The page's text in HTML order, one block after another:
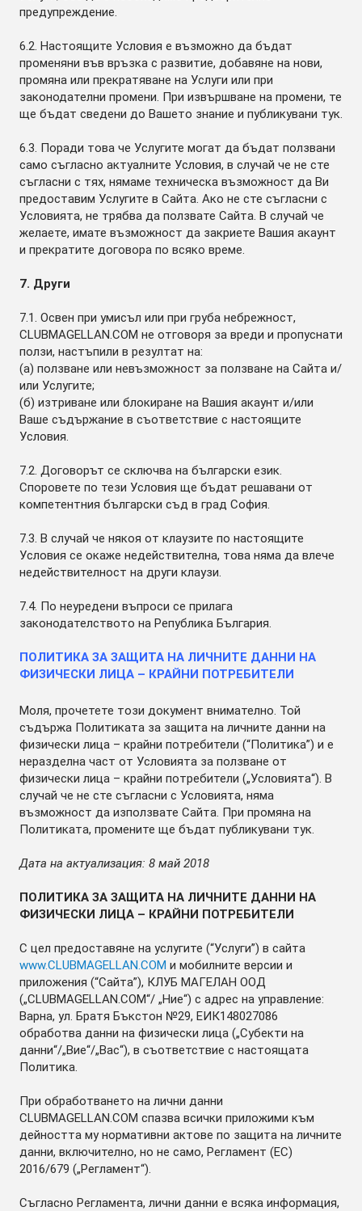
предупреждение.
6.2. Настоящите Условия е възможно да бъдат
променяни във връзка с развитие, добавяне на нови,
промяна или прекратяване на Услуги или при
законодателни промени. При извършване на промени, те
ще бъдат сведени до Вашето знание и публикувани тук.
6.3. Поради това че Услугите могат да бъдат ползвани
само съгласно актуалните Условия, в случай че не сте
съгласни с тях, нямаме техническа възможност да Ви
предоставим Услугите в Сайта. Ако не сте съгласни с
Условията, не трябва да ползвате Сайта. В случай че
желаете, имате възможност да закриете Вашия акаунт
и прекратите договора по всяко време.
7. Други
7.1. Освен при умисъл или при груба небрежност,
CLUBMAGELLAN.COM не отговоря за вреди и пропуснати
ползи, настъпили в резултат на:
(а) ползване или невъзможност за ползване на Сайта и/
или Услугите;
(б) изтриване или блокиране на Вашия акаунт и/или
Ваше съдържание в съответствие с настоящите
Условия.
7.2. Договорът се сключва на български език.
Споровете по тези Условия ще бъдат решавани от
компетентния български съд в град София.
7.3. В случай че някоя от клаузите по настоящите
Условия се окаже недействителна, това няма да влече
недействителност на други клаузи.
7.4. По неуредени въпроси се прилага
законодателството на Република България.
ПОЛИТИКА ЗА ЗАЩИТА НА ЛИЧНИТЕ ДАННИ НА
ФИЗИЧЕСКИ ЛИЦА – КРАЙНИ ПОТРЕБИТЕЛИ
Моля, прочетете този документ внимателно. Той
съдържа Политиката за защита на личните данни на
физически лица – крайни потребители (“Политика”) и е
неразделна част от Условията за ползване от
физически лица – крайни потребители („Условията“). В
случай че не сте съгласни с Условията, няма
възможност да използвате Сайта. При промяна на
Политиката, промените ще бъдат публикувани тук.
Дата на актуализация: 8 май 2018
ПОЛИТИКА ЗА ЗАЩИТА НА ЛИЧНИТЕ ДАННИ НА
ФИЗИЧЕСКИ ЛИЦА – КРАЙНИ ПОТРЕБИТЕЛИ
С цел предоставяне на услугите (“Услуги”) в сайта
www.CLUBMAGELLAN.COM и мобилните версии и
приложения (“Сайта”), КЛУБ МАГЕЛАН ООД
(„CLUBMAGELLAN.COM“/ „Ние“) с адрес на управление:
Варна, ул. Братя Бъкстон №29, ЕИК148027086
обработва данни на физически лица („Субекти на
данни“/„Вие“/„Вас“), в съответствие с настоящата
Политика.
При обработването на лични данни
CLUBMAGELLAN.COM спазва всички приложими към
дейността му нормативни актове по защита на личните
данни, включително, но не само, Регламент (ЕС)
2016/679 („Регламент“).
Съгласно Регламента, лични данни е всяка информация,